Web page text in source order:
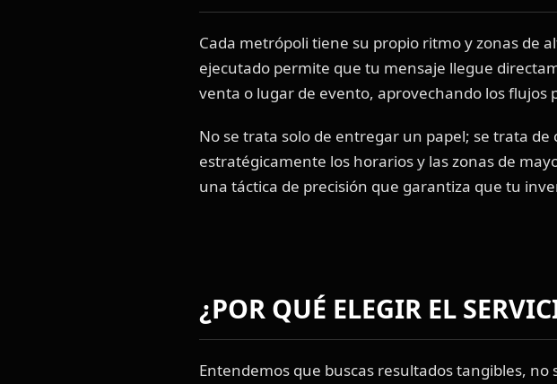
Cada metrópoli tiene su propio ritmo y zonas de
ejecutado permite que tu mensaje llegue
venta o lugar de evento, aprovechando los
No se trata solo de entregar un papel; se trata
estratégicamente los horarios y las zonas de
una táctica de precisión que garantiza que tu
¿POR QUÉ ELEGIR EL
Entendemos que buscas resultados tangibles,